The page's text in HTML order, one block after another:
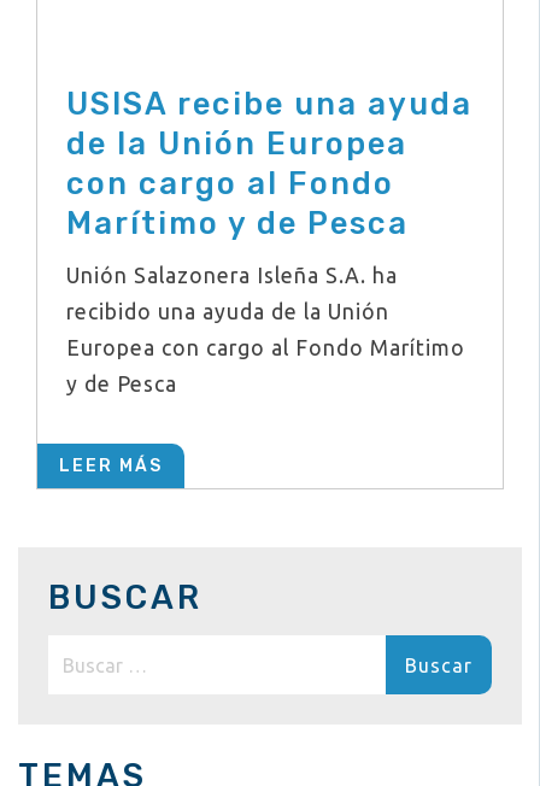
USISA recibe una ayuda
de la Unión Europea
con cargo al Fondo
Marítimo y de Pesca
Unión Salazonera Isleña S.A. ha
recibido una ayuda de la Unión
Europea con cargo al Fondo Marítimo
y de Pesca
LEER MÁS
BUSCAR
TEMAS